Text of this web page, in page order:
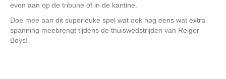
even aan op de tribune of in de kantine.
Doe mee aan dit superleuke spel wat ook nog eens wat extra
spanning meebrengt tijdens de thuiswedstrijden van Reiger
Boys!